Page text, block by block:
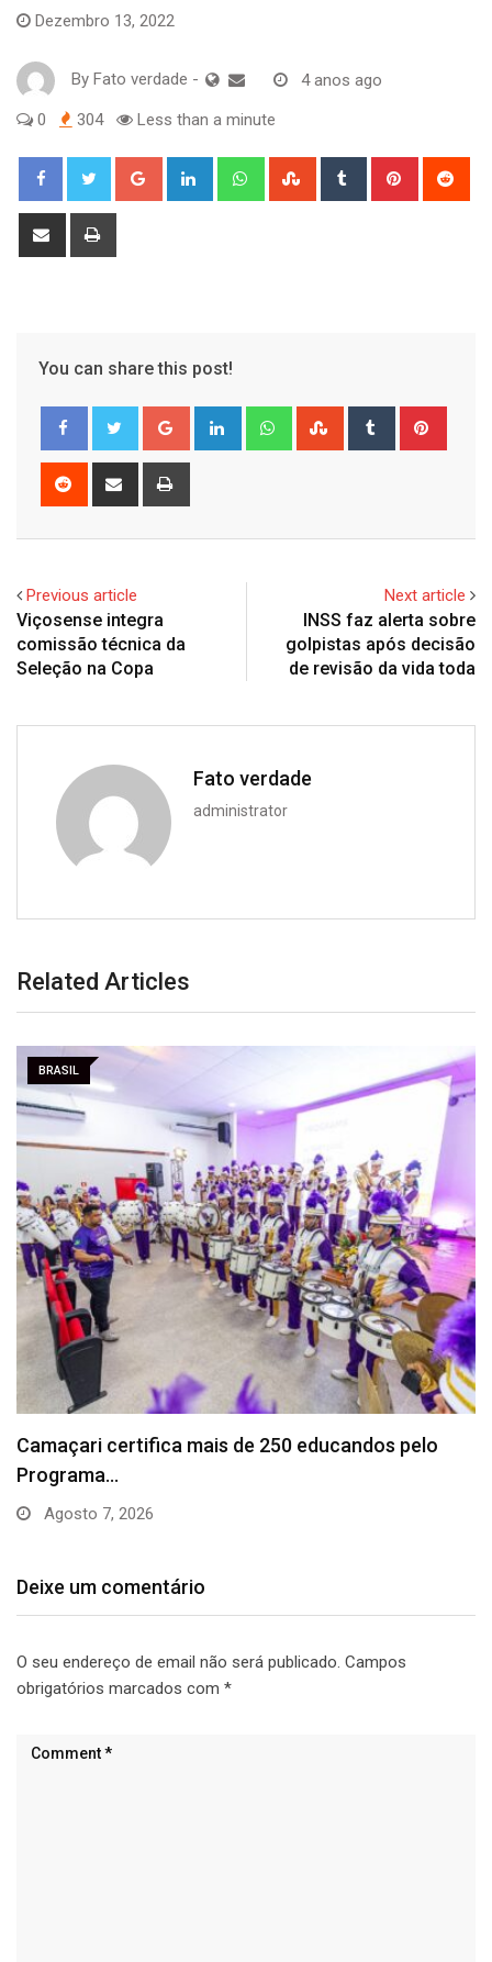
Dezembro 13, 2022
By Fato verdade - 4 anos ago
0 304 Less than a minute
Google+ LinkedIn WhatsappStumbleUpon
Tumblr Pinterest
Share
You can share this post!
Google+ LinkedIn WhatsappStumbleUpon
Tumblr
Reddit
Share
Previous article
Viçosense integra
comissão técnica da
Seleção na Copa
Next article
INSS faz alerta sobre
golpistas após decisão
de revisão da vida toda
Fato verdade
administrator
Related Articles
BRASIL
Vitória x Athletico: onde assistir, horário e
prováveis…
Deixe um comentário
O seu endereço de email não será publicado. Campos
obrigatórios marcados com *